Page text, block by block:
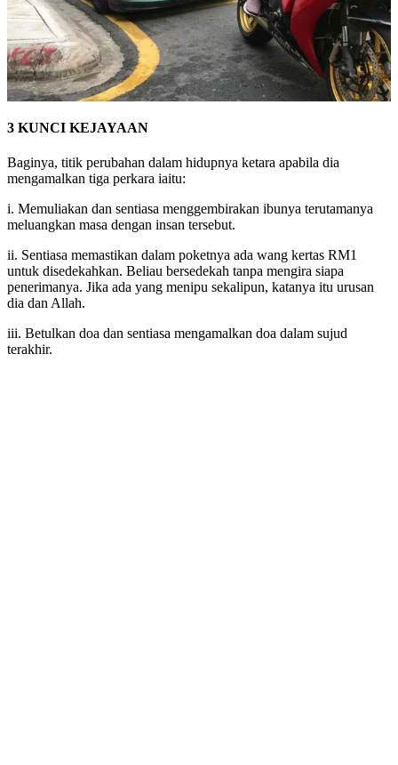
3 KUNCI KEJAYAAN
Baginya, titik perubahan dalam hidupnya ketara apabila dia
mengamalkan tiga perkara iaitu:
i. Memuliakan dan sentiasa menggembirakan ibunya terutamanya
meluangkan masa dengan insan tersebut.
ii. Sentiasa memastikan dalam poketnya ada wang kertas RM1
untuk disedekahkan. Beliau bersedekah tanpa mengira siapa
penerimanya. Jika ada yang menipu sekalipun, katanya itu urusan
dia dan Allah.
iii. Betulkan doa dan sentiasa mengamalkan doa dalam sujud
terakhir.